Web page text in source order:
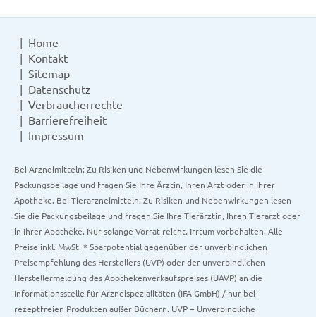
Home
Kontakt
Sitemap
Datenschutz
Verbraucherrechte
Barrierefreiheit
Impressum
Bei Arzneimitteln: Zu Risiken und Nebenwirkungen lesen Sie die
Packungsbeilage und fragen Sie Ihre Ärztin, Ihren Arzt oder in Ihrer
Apotheke. Bei Tierarzneimitteln: Zu Risiken und Nebenwirkungen lesen
Sie die Packungsbeilage und fragen Sie Ihre Tierärztin, Ihren Tierarzt oder
in Ihrer Apotheke. Nur solange Vorrat reicht. Irrtum vorbehalten. Alle
Preise inkl. MwSt. * Sparpotential gegenüber der unverbindlichen
Preisempfehlung des Herstellers (UVP) oder der unverbindlichen
Herstellermeldung des Apothekenverkaufspreises (UAVP) an die
Informationsstelle für Arzneispezialitäten (IFA GmbH) / nur bei
rezeptfreien Produkten außer Büchern. UVP = Unverbindliche